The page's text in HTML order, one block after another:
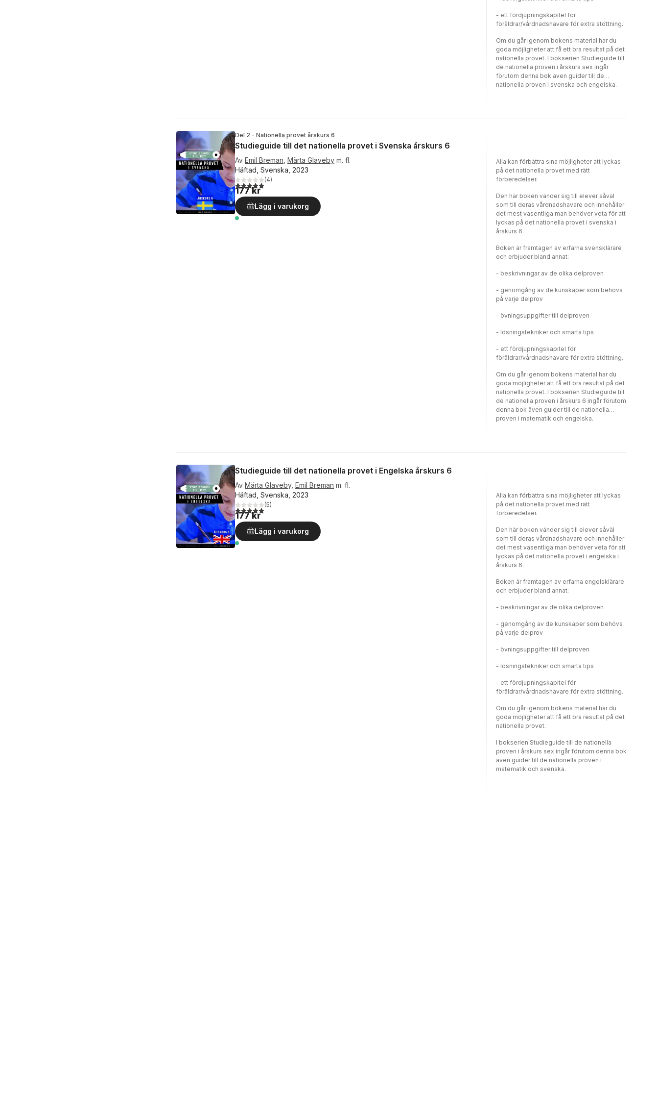
- ett fördjupningskapitel för
föräldrar/vårdnadshavare för extra stöttning.
Om du går igenom bokens material har du
goda möjligheter att få ett bra resultat på det
nationella provet. I bokserien Studieguide till
de nationella proven i årskurs sex ingår
förutom denna bok även guider till de
nationella proven i svenska och engelska.
Del 2 - Nationella provet årskurs 6
Studieguide till det nationella provet i Svenska årskurs 6
Av Emil Breman Märta Glaveby m. fl.
Häftad, Svenska, 2023
5,0utav 5 stjärnor. Totalt antal röster:
(4)
177 kr
Lägg i varukorg
Alla kan förbättra sina möjligheter att lyckas
på det nationella provet med rätt
förberedelser.
Den här boken vänder sig till elever såväl
som till deras vårdnadshavare och innehåller
det mest väsentliga man behöver veta för att
lyckas på det nationella provet i svenska i
årskurs 6.
Boken är framtagen av erfarna svensklärare
och erbjuder bland annat:
- beskrivningar av de olika delproven
- genomgång av de kunskaper som behövs
på varje delprov
- övningsuppgifter till delproven
- lösningstekniker och smarta tips
- ett fördjupningskapitel för
föräldrar/vårdnadshavare för extra stöttning.
Om du går igenom bokens material har du
goda möjligheter att få ett bra resultat på det
nationella provet. I bokserien Studieguide till
de nationella proven i årskurs 6 ingår förutom
denna bok även guider till de nationella
proven i matematik och engelska.
Studieguide till det nationella provet i Engelska årskurs 6
Av Märta Glaveby, Emil Breman m. fl.
Häftad, Svenska, 2023
5,0utav 5 stjärnor. Totalt antal röster:
(5)
177 kr
Lägg i varukorg
Alla kan förbättra sina möjligheter att lyckas
på det nationella provet med rätt
förberedelser.
Den här boken vänder sig till elever såväl
som till deras vårdnadshavare och innehåller
det mest väsentliga man behöver veta för att
lyckas på det nationella provet i engelska i
årskurs 6.
Boken är framtagen av erfarna engelsklärare
och erbjuder bland annat:
- beskrivningar av de olika delproven
- genomgång av de kunskaper som behövs
på varje delprov
- övningsuppgifter till delproven
- lösningstekniker och smarta tips
- ett fördjupningskapitel för
föräldrar/vårdnadshavare för extra stöttning.
Om du går igenom bokens material har du
goda möjligheter att få ett bra resultat på det
nationella provet.
I bokserien Studieguide till de nationella
proven i årskurs sex ingår förutom denna bok
även guider till de nationella proven i
matematik och svenska.